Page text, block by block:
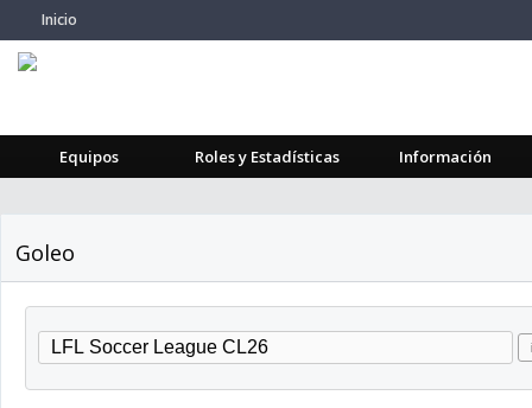
Inicio
Equipos Roles y Estadísticas Información
Goleo